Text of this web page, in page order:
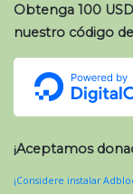
Obtenga 100
nuestro código
¡Aceptamos
¡Considere instalar